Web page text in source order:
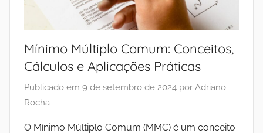
Mínimo Múltiplo Comum: Conceitos,
Cálculos e Aplicações Práticas
Publicado em 9 de setembro de 2024 por Adriano
Rocha
O Mínimo Múltiplo Comum (MMC) é um conceito